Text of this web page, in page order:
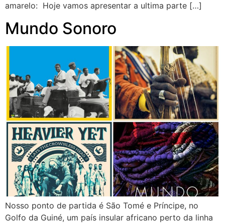
amarelo: Hoje vamos apresentar a ultima parte […]
Mundo Sonoro
Nosso ponto de partida é São Tomé e Príncipe, no
Golfo da Guiné, um país insular africano perto da linha